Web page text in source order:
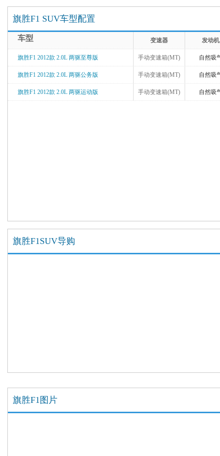
旗胜F1 SUV车型配置
车型 变速器 发动机
旗胜F1 2012款 2.0L 两驱至尊版 手动变速箱(MT) 自然吸
旗胜F1 2012款 2.0L 两驱公务版 手动变速箱(MT) 自然吸
旗胜F1 2012款 2.0L 两驱运动版 手动变速箱(MT) 自然吸
旗胜F1SUV导购
旗胜F1图片